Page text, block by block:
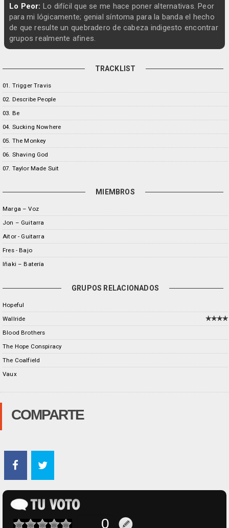
Lo Peor: Lo difícil que se me hace poner alternativas. Peor
para mi lógicamente; genial síntoma para la banda el hecho
de que resulte un quebradero de cabeza indigesto encontrar
grupos realmente afines.
TRACKLIST
01. Trigger Travis
02. Describe People
03. Be
04. Sucking Nowhere
05. The Monkey
06. Shaving God
07. Taylor Made Suit
MIEMBROS
Marga – Voz
Jon – Guitarra
Aitor - Guitarra
Fres - Bajo
Iñaki – Batería
GRUPOS RELACIONADOS
Hopeful
Wallride
Blood Brothers
The Hope Conspiracy
The Coalfield
Vaux
COMPARTE